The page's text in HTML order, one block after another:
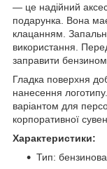
— це надійний
подарунка. Вона
клацанням.
використання.
заправити
Гладка поверхня
нанесення
варіантом для
корпоративної
Характеристики:
Тип: бензинова